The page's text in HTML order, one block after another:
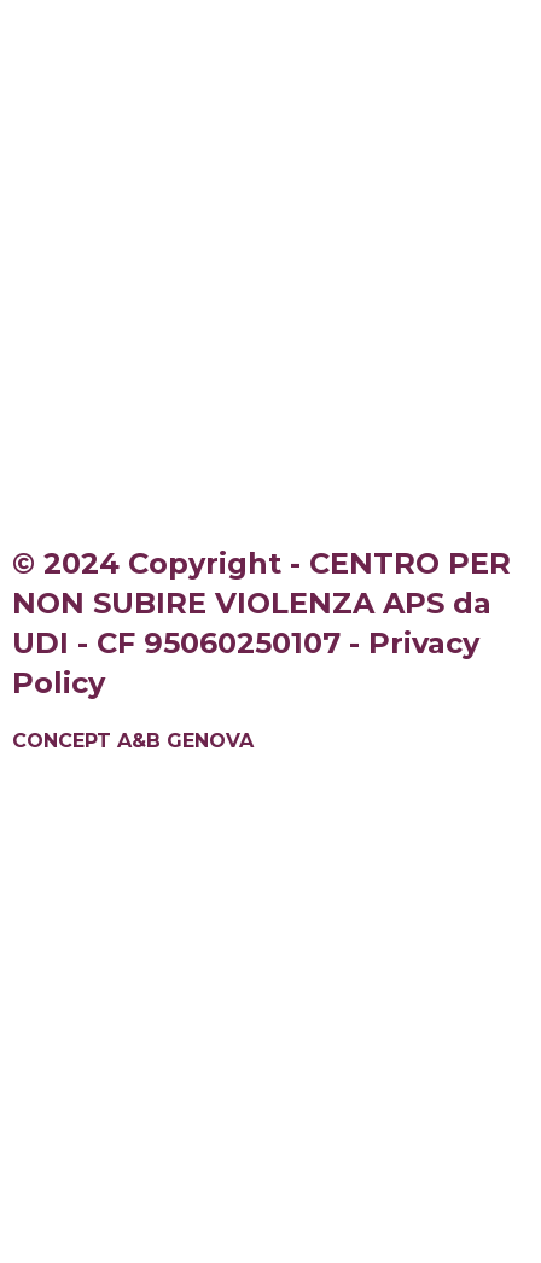
© 2024 Copyright - CENTRO PER
NON SUBIRE VIOLENZA APS da
UDI - CF 95060250107 - Privacy
Policy
CONCEPT A&B GENOVA